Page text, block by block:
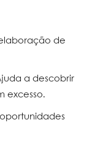
de
a descobrir
excesso.